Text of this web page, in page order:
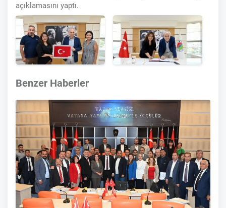
açıklamasını yaptı.
Benzer Haberler